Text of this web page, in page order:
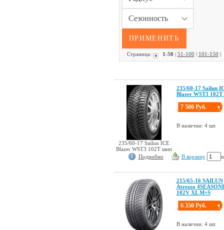
Страница: 1-50 | 51-100 | 101-150 |
235/60-17 Sailun ICE
Blazer WST3 102T шип
235/60-17 Sailun
Blazer WST3
7 500 Руб.
В наличии: 4 шт.
Подробно В корзину
215/65-16 SAILUN
Atrezzo
102V XL M+S
6 350 Руб.
В наличии: 4 шт.